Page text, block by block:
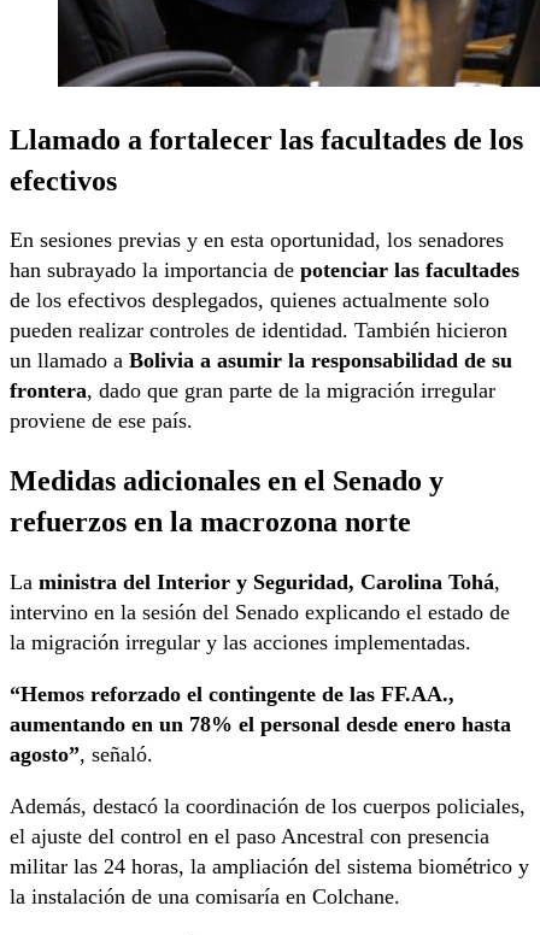
Llamado a fortalecer las facultades de los
efectivos
En sesiones previas y en esta oportunidad, los senadores
han subrayado la importancia de potenciar las facultades
de los efectivos desplegados, quienes actualmente solo
pueden realizar controles de identidad. También hicieron
un llamado a Bolivia a asumir la responsabilidad de su
frontera, dado que gran parte de la migración irregular
proviene de ese país.
Medidas adicionales en el Senado y
refuerzos en la macrozona norte
La ministra del Interior y Seguridad, Carolina Tohá,
intervino en la sesión del Senado explicando el estado de
la migración irregular y las acciones implementadas.
“Hemos reforzado el contingente de las FF.AA.,
aumentando en un 78% el personal desde enero hasta
agosto”, señaló.
Además, destacó la coordinación de los cuerpos policiales,
el ajuste del control en el paso Ancestral con presencia
militar las 24 horas, la ampliación del sistema biométrico y
la instalación de una comisaría en Colchane.